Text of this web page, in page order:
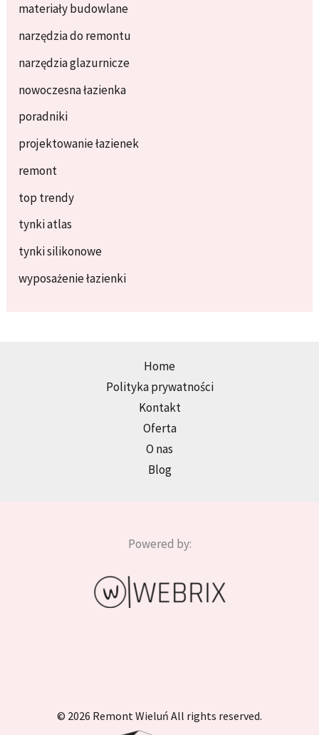
materiały budowlane
narzędzia do remontu
narzędzia glazurnicze
nowoczesna łazienka
poradniki
projektowanie łazienek
remont
top trendy
tynki atlas
tynki silikonowe
wyposażenie łazienki
Home
Polityka prywatności
Kontakt
Oferta
O nas
Blog
Powered by:
© 2026 Remont Wieluń All rights reserved.